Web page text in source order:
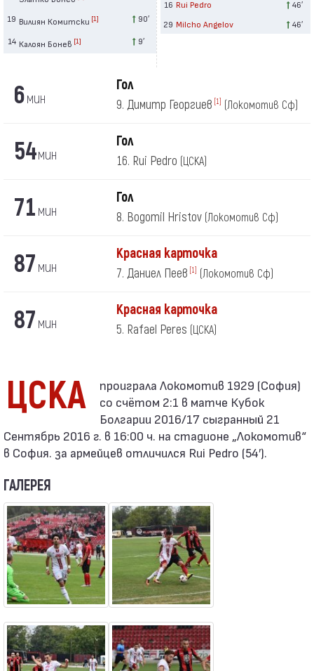
19 Вилиян Комитски [1] 90′
14 Калоян Бонев [1] 9′
16 Rui Pedro
46′
29 Milcho Angelov 46′
6мин
Гол
9. Димитр Георгиев [1] (Локомотив Сф)
54мин
Гол
16. Rui Pedro (ЦСКА)
71 мин
Гол
8. Bogomil Hristov (Локомотив Сф)
87 мин
Красная карточка
7. Даниел Пеев [1] (Локомотив Сф)
87 мин
Красная карточка
5. Rafael Peres (ЦСКА)
ЦСКА
со счётом 2:1 в матче Кубок
Болгарии 2016/17 сыгранный 21
Сентябрь 2016 г. в 16:00 ч. на стадионе „Локомотив“
в София. за армейцев отличился Rui Pedro (54′).
ГАЛЕРЕЯ